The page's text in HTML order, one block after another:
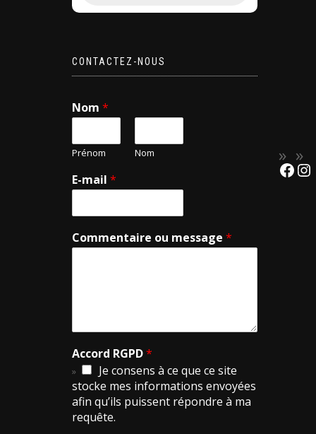
CONTACTEZ-NOUS
Nom *
Prénom Nom
E-mail *
Commentaire ou message *
Accord RGPD*
Je consens à ce que ce site
stocke mes informations envoyées
afin qu’ils puissent répondre à ma
requête.